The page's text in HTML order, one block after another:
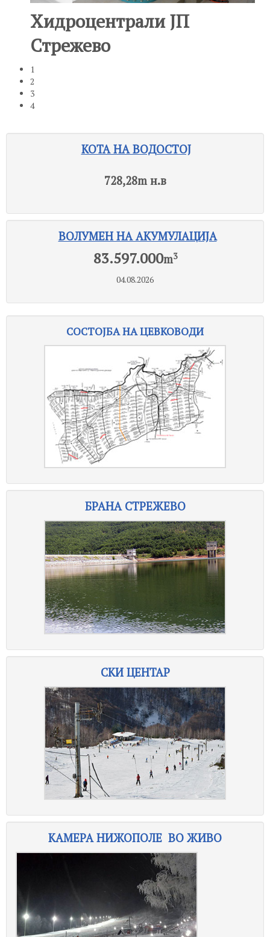
Хидроцентрали ЈП
Стрежево
1
2
3
4
КОТА НА ВОДОСТОЈ
728,28m н.в
ВОЛУМЕН НА АКУМУЛАЦИЈА
83.597.000m3
04.08.2026
СОСТОЈБА НА ЦЕВКОВОДИ
БРАНА СТРЕЖЕВО
СКИ ЦЕНТАР
КАМЕРА НИЖОПОЛЕ ВО ЖИВО